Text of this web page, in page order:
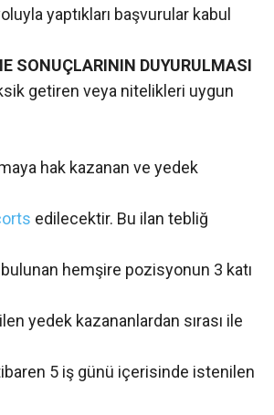
yaptıkları başvurular kabul
SONUÇLARININ DUYURULMASI
getiren veya nitelikleri uygun
hak kazanan ve yedek
edilecektir. Bu ilan tebliğ
bulunan hemşire pozisyonun 3 katı
yedek kazananlardan sırası ile
5 iş günü içerisinde istenilen